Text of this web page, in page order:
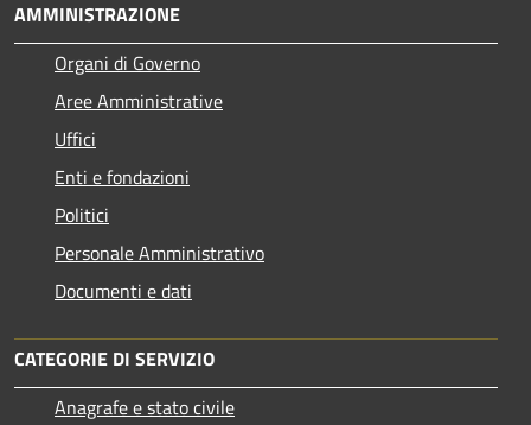
AMMINISTRAZIONE
Organi di Governo
Aree Amministrative
Uffici
Enti e fondazioni
Politici
Personale Amministrativo
Documenti e dati
CATEGORIE DI SERVIZIO
Anagrafe e stato civile